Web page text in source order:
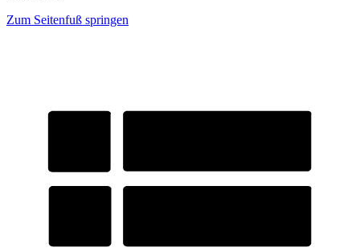
Zum Seitenfuß springen